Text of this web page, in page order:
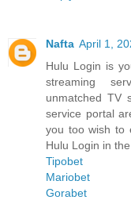
Nafta April 1,
Hulu Login is
streaming
unmatched TV
service portal
you too wish to
Hulu Login in
Tipobet
Mariobet
Gorabet